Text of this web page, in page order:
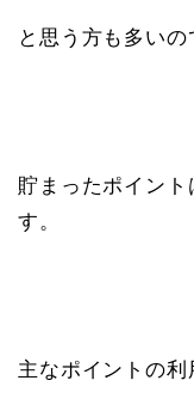
と思う方も多いの
貯まったポイント
す。
主なポイントの利